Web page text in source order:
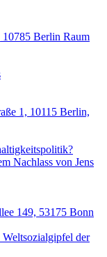
Berlin Raum
1, 10115 Berlin,
Nachlass von Jens
149, 53175 Bonn
der